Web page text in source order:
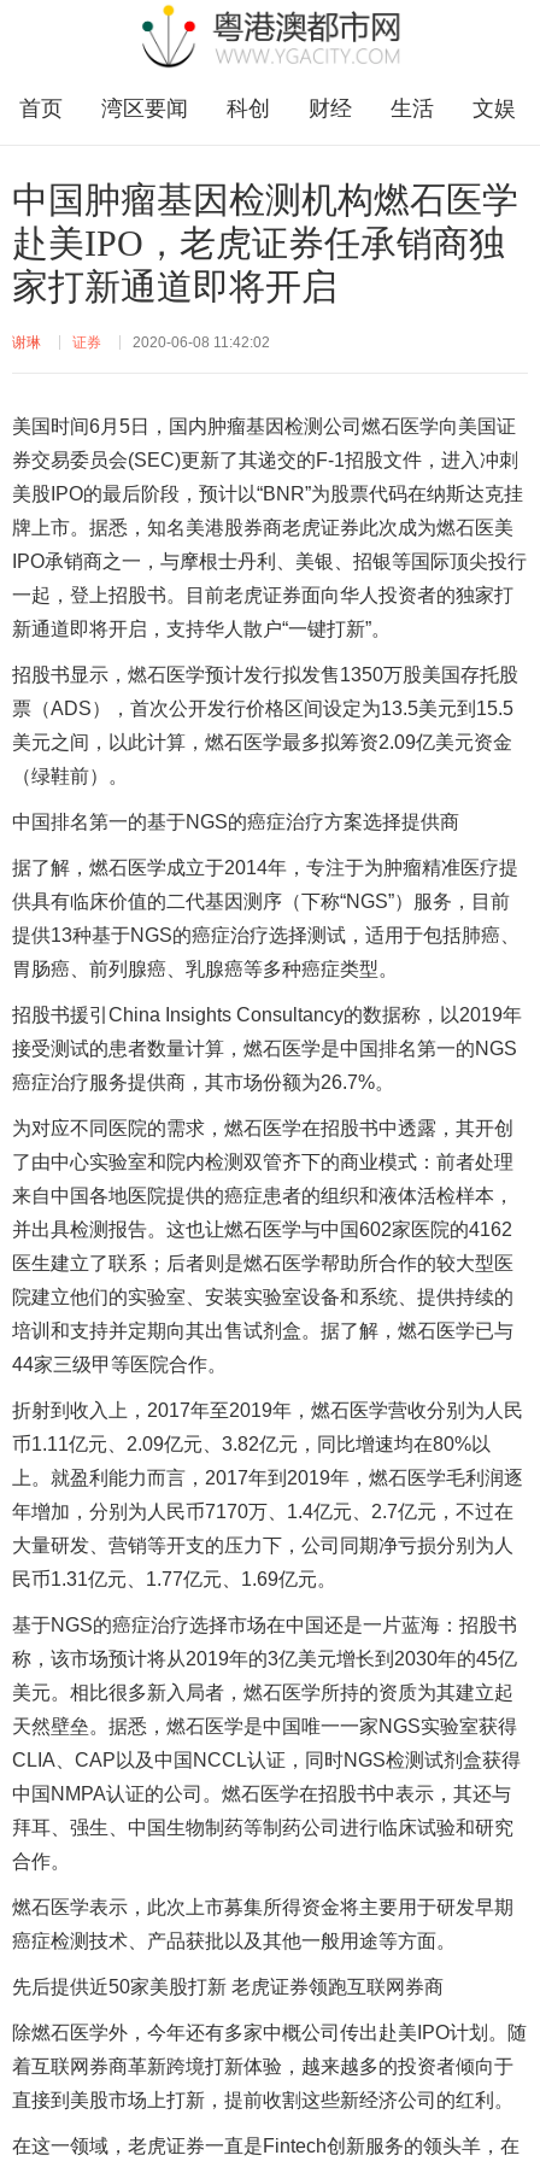
首页 湾区要闻 科创 财经 生活 文娱
企业 福田
中国肿瘤基因检测机构燃石医学
赴美IPO，老虎证券任承销商独
家打新通道即将开启
谢琳 证券 2020-06-08 11:42:02
美国时间6月5日，国内肿瘤基因检测公司燃石医学向美国证
券交易委员会(SEC)更新了其递交的F-1招股文件，进入冲刺
美股IPO的最后阶段，预计以“BNR”为股票代码在纳斯达克挂
牌上市。据悉，知名美港股券商老虎证券此次成为燃石医美
IPO承销商之一，与摩根士丹利、美银、招银等国际顶尖投行
一起，登上招股书。目前老虎证券面向华人投资者的独家打
新通道即将开启，支持华人散户“一键打新”。
招股书显示，燃石医学预计发行拟发售1350万股美国存托股
票（ADS），首次公开发行价格区间设定为13.5美元到15.5
美元之间，以此计算，燃石医学最多拟筹资2.09亿美元资金
（绿鞋前）。
中国排名第一的基于NGS的癌症治疗方案选择提供商
据了解，燃石医学成立于2014年，专注于为肿瘤精准医疗提
供具有临床价值的二代基因测序（下称“NGS”）服务，目前
提供13种基于NGS的癌症治疗选择测试，适用于包括肺癌、
胃肠癌、前列腺癌、乳腺癌等多种癌症类型。
招股书援引China Insights Consultancy的数据称，以2019年
接受测试的患者数量计算，燃石医学是中国排名第一的NGS
癌症治疗服务提供商，其市场份额为26.7%。
为对应不同医院的需求，燃石医学在招股书中透露，其开创
了由中心实验室和院内检测双管齐下的商业模式：前者处理
来自中国各地医院提供的癌症患者的组织和液体活检样本，
并出具检测报告。这也让燃石医学与中国602家医院的4162
医生建立了联系；后者则是燃石医学帮助所合作的较大型医
院建立他们的实验室、安装实验室设备和系统、提供持续的
培训和支持并定期向其出售试剂盒。据了解，燃石医学已与
44家三级甲等医院合作。
折射到收入上，2017年至2019年，燃石医学营收分别为人民
币1.11亿元、2.09亿元、3.82亿元，同比增速均在80%以
上。就盈利能力而言，2017年到2019年，燃石医学毛利润逐
年增加，分别为人民币7170万、1.4亿元、2.7亿元，不过在
大量研发、营销等开支的压力下，公司同期净亏损分别为人
民币1.31亿元、1.77亿元、1.69亿元。
基于NGS的癌症治疗选择市场在中国还是一片蓝海：招股书
称，该市场预计将从2019年的3亿美元增长到2030年的45亿
美元。相比很多新入局者，燃石医学所持的资质为其建立起
天然壁垒。据悉，燃石医学是中国唯一一家NGS实验室获得
CLIA、CAP以及中国NCCL认证，同时NGS检测试剂盒获得
中国NMPA认证的公司。燃石医学在招股书中表示，其还与
拜耳、强生、中国生物制药等制药公司进行临床试验和研究
合作。
燃石医学表示，此次上市募集所得资金将主要用于研发早期
癌症检测技术、产品获批以及其他一般用途等方面。
先后提供近50家美股打新 老虎证券领跑互联网券商
除燃石医学外，今年还有多家中概公司传出赴美IPO计划。随
着互联网券商革新跨境打新体验，越来越多的投资者倾向于
直接到美股市场上打新，提前收割这些新经济公司的红利。
在这一领域，老虎证券一直是Fintech创新服务的领头羊，在